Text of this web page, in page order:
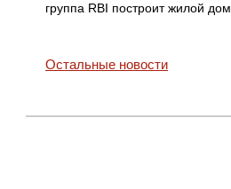
группа RBI построит жилой дом
Остальные новости